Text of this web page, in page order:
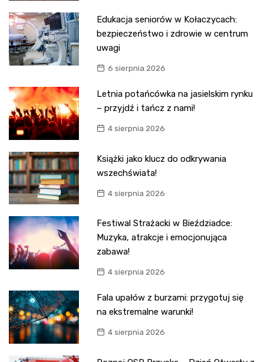
Edukacja seniorów w Kołaczycach:
bezpieczeństwo i zdrowie w centrum
uwagi
6 sierpnia 2026
Letnia potańcówka na jasielskim rynku
– przyjdź i tańcz z nami!
4 sierpnia 2026
Książki jako klucz do odkrywania
wszechświata!
4 sierpnia 2026
Festiwal Strażacki w Bieździadce:
Muzyka, atrakcje i emocjonująca
zabawa!
4 sierpnia 2026
Fala upałów z burzami: przygotuj się
na ekstremalne warunki!
4 sierpnia 2026